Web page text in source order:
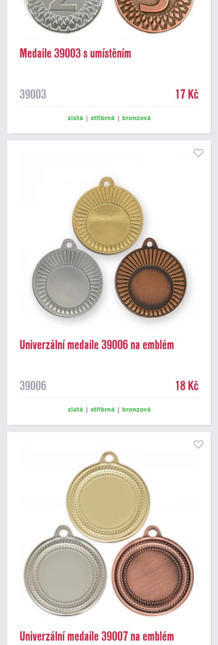
Medaile 39003 s umístěním
39003 17 Kč
zlatá | stříbrná | bronzová
Univerzální medaile 39006 na emblém
39006 18 Kč
zlatá | stříbrná | bronzová
Univerzální medaile 39007 na emblém